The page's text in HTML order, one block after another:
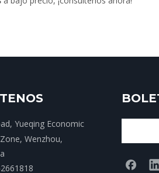
Yueqing Economic
Wenzhou,